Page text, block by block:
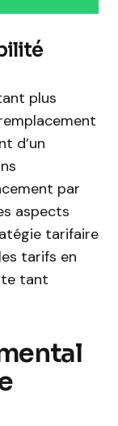
plus
d’un
par
aspects
tarifaire
tarifs en
tant